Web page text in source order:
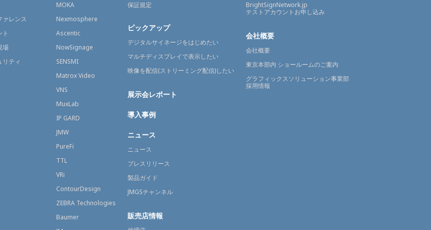
ァレンス
場
リティ
MOKA
Nexmosphere
Ascentic
NowSignage
SENSMI
Matrox Video
VNS
MuxLab
IP GARD
JMW
PureFi
TTL
VRi
ContourDesign
ZEBRA Technologies
Baumer
保証規定
ピックアップ
デジタルサイネージをはじめたい
マルチディスプレイで表示したい
映像を配信(ストリーミング配信)したい
展示会レポート
導入事例
ニュース
ニュース
プレスリリース
製品ガイド
JMGSチャンネル
販売店情報
BrightSignNetwork.jp
テストアカウントお申し込み
会社概要
会社概要
東京本部内 ショールームのご案内
グラフィックスソリューション事業部
採用情報